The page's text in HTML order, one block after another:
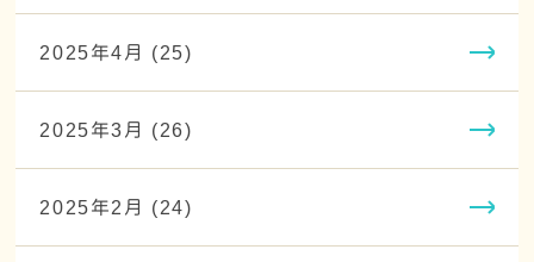
2025年4月 (25)
2025年3月 (26)
2025年2月 (24)